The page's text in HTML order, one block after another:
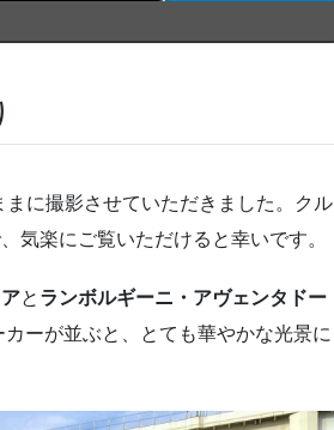
に撮影させていただきました。クル
気楽にご覧いただけると幸いです。
と ランボルギーニ・アヴェンタドー
ーが並ぶと、とても華やかな光景に